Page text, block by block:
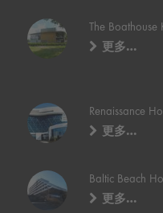
The
更多…
Renaissance
更多…
Baltic Beach
更多…